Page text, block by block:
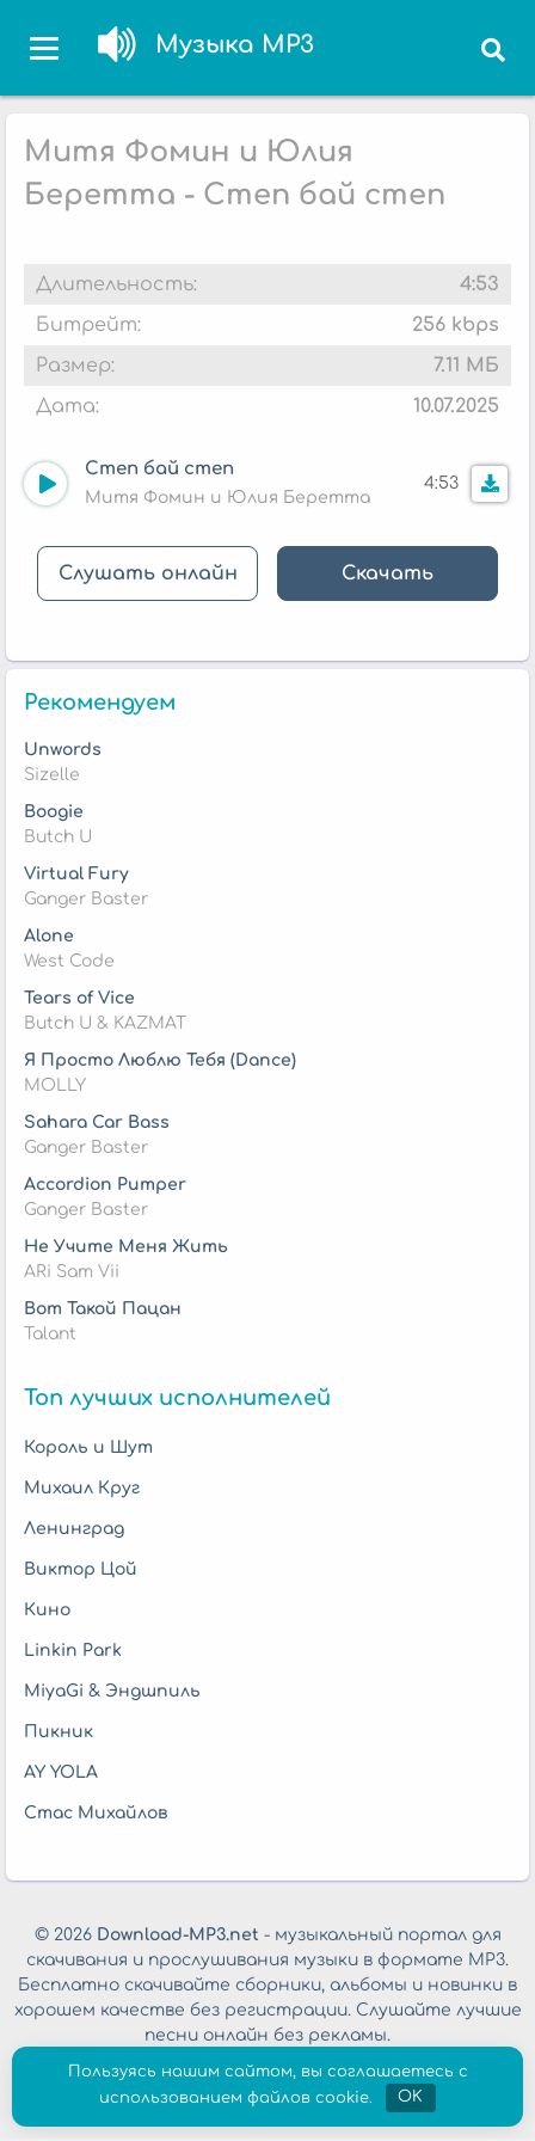
Музыка MP3
Митя Фомин и Юлия
Беретта - Степ бай степ
Длительность:
4:53
Битрейт:
256 kbps
Размер:
7.11 МБ
Дата:
10.07.2025
Степ бай степ
Митя Фомин и Юлия Беретта
4:53
Слушать онлайн Скачать
Рекомендуем
Unwords
Sizelle
Boogie
Butch U
Virtual Fury
Ganger Baster
Alone
West Code
Tears of Vice
Butch U & KAZMAT
Я Просто Люблю Тебя (Dance)
MOLLY
Sahara Car Bass
Ganger Baster
Accordion Pumper
Ganger Baster
Не Учите Меня Жить
ARi Sam Vii
Вот Такой Пацан
Talant
Топ лучших исполнителей
Король и Шут
Михаил Круг
Ленинград
Виктор Цой
Кино
Linkin Park
MiyaGi & Эндшпиль
Пикник
AY YOLA
Стас Михайлов
© 2026 Download-MP3.net - музыкальный портал для
скачивания и прослушивания музыки в формате MP3.
Бесплатно скачивайте сборники, альбомы и новинки в
хорошем качестве без регистрации. Слушайте лучшие
песни онлайн без рекламы.
Обратная связь
Политика конфиденциальности
Пользуясь нашим сайтом, вы соглашаетесь с
использованием файлов cookie.
OK